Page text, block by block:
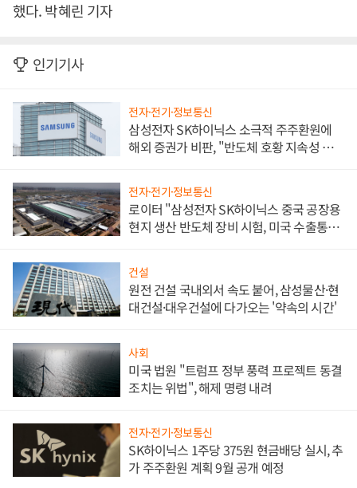
했다. 박혜린 기자
인기기사
전자·전기·정보통신
삼성전자 SK하이닉스 소극적 주주환원에
해외 증권가 비판, "반도체 호황 지속성 의
전자·전기·정보통신
로이터 "삼성전자 SK하이닉스 중국 공장용
현지 생산 반도체 장비 시험, 미국 수출통제
건설
원전 건설 국내외서 속도 붙어, 삼성물산·현
대건설·대우건설에 다가오는 '약속의 시간'
사회
미국 법원 "트럼프 정부 풍력 프로젝트 동결
조치는 위법", 해제 명령 내려
전자·전기·정보통신
SK하이닉스 1주당 375원 현금배당 실시, 추
가 주주환원 계획 9월 공개 예정